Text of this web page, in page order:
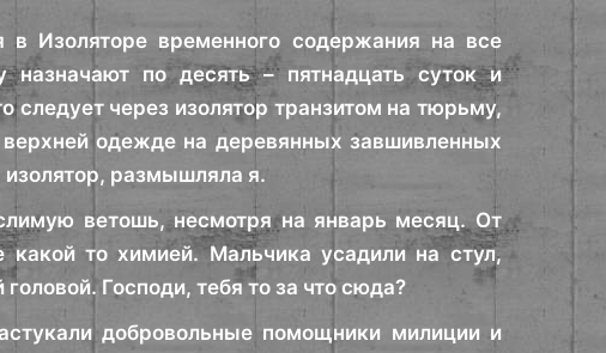
в Изоляторе временного содержания на все
по десять – пятнадцать суток и
следует через изолятор транзитом на тюрьму,
верхней одежде на деревянных завшивленных
изолятор, размышляла я.
ветошь, несмотря на январь месяц. От
то химией. Мальчика усадили на стул,
Господи, тебя то за что сюда?
добровольные помощники милиции и